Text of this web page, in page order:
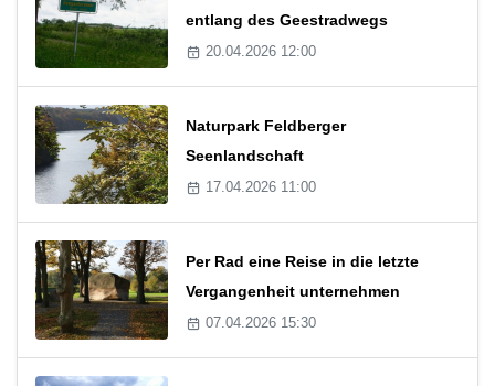
entlang des Geestradwegs
20.04.2026 12:00
Naturpark Feldberger
Seenlandschaft
17.04.2026 11:00
Per Rad eine Reise in die letzte
Vergangenheit unternehmen
07.04.2026 15:30